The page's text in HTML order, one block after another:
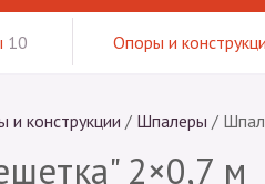
10 Опоры и
и конструкции / Шпалеры /
2×0,7 м